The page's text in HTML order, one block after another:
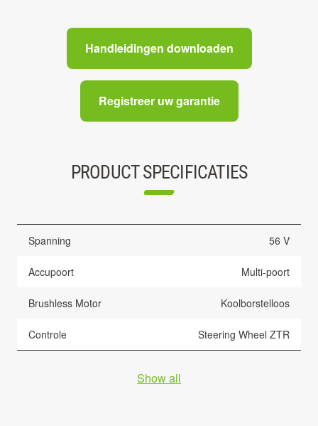
Handleidingen downloaden
Registreer uw garantie
PRODUCT SPECIFICATIES
Spanning 56 V
Accupoort Multi-poort
Brushless Motor Koolborstelloos
Controle Steering Wheel ZTR
Show all